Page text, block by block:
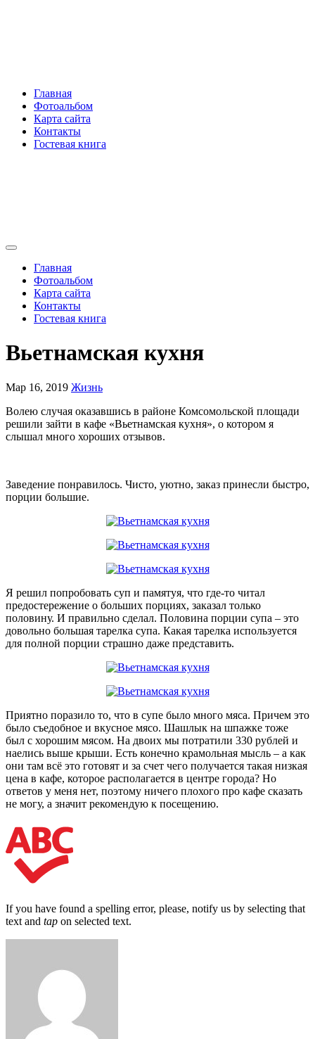
Главная
Фотоальбом
Карта сайта
Контакты
Гостевая книга
Главная
Фотоальбом
Карта сайта
Контакты
Гостевая книга
Вьетнамская кухня
Мар 16, 2019 Жизнь
Волею случая оказавшись в районе Комсомольской площади
решили зайти в кафе «Вьетнамская кухня», о котором я
слышал много хороших отзывов.
Заведение понравилось. Чисто, уютно, заказ принесли быстро,
порции большие.
Я решил попробовать суп и памятуя, что где-то читал
предостережение о больших порциях, заказал только
половину. И правильно сделал. Половина порции супа – это
довольно большая тарелка супа. Какая тарелка используется
для полной порции страшно даже представить.
Приятно поразило то, что в супе было много мяса. Причем это
было съедобное и вкусное мясо. Шашлык на шпажке тоже
был с хорошим мясом. На двоих мы потратили 330 рублей и
наелись выше крыши. Есть конечно крамольная мысль – а как
они там всё это готовят и за счет чего получается такая низкая
цена в кафе, которое располагается в центре города? Но
ответов у меня нет, поэтому ничего плохого про кафе сказать
не могу, а значит рекомендую к посещению.
If you have found a spelling error, please, notify us by selecting that
text and tap on selected text.